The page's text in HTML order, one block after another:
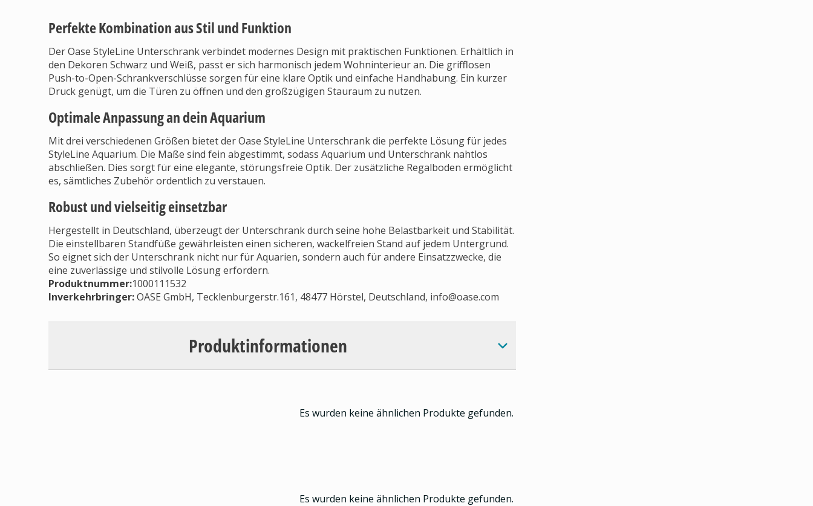
Perfekte Kombination aus Stil und Funktion
Der Oase StyleLine Unterschrank verbindet modernes Design mit praktischen Funktionen. Erhältlich in
den Dekoren Schwarz und Weiß, passt er sich harmonisch jedem Wohninterieur an. Die grifflosen
Push-to-Open-Schrankverschlüsse sorgen für eine klare Optik und einfache Handhabung. Ein kurzer
Druck genügt, um die Türen zu öffnen und den großzügigen Stauraum zu nutzen.
Optimale Anpassung an dein Aquarium
Mit drei verschiedenen Größen bietet der Oase StyleLine Unterschrank die perfekte Lösung für jedes
StyleLine Aquarium. Die Maße sind fein abgestimmt, sodass Aquarium und Unterschrank nahtlos
abschließen. Dies sorgt für eine elegante, störungsfreie Optik. Der zusätzliche Regalboden ermöglicht
es, sämtliches Zubehör ordentlich zu verstauen.
Robust und vielseitig einsetzbar
Hergestellt in Deutschland, überzeugt der Unterschrank durch seine hohe Belastbarkeit und Stabilität.
Die einstellbaren Standfüße gewährleisten einen sicheren, wackelfreien Stand auf jedem Untergrund.
So eignet sich der Unterschrank nicht nur für Aquarien, sondern auch für andere Einsatzzwecke, die
eine zuverlässige und stilvolle Lösung erfordern.
Produktnummer:1000111532
Inverkehrbringer:OASE GmbH, Tecklenburgerstr.161, 48477 Hörstel, Deutschland, info@oase.com
Produktinformationen
Es wurden keine ähnlichen Produkte gefunden.
Es wurden keine ähnlichen Produkte gefunden.